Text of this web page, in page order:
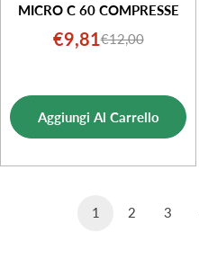
MICRO C 60 COMPRESSE
Prezzo
vendita
€9,81Prezzo
€12,00
Aggiungi Al Carrello
1 2 3